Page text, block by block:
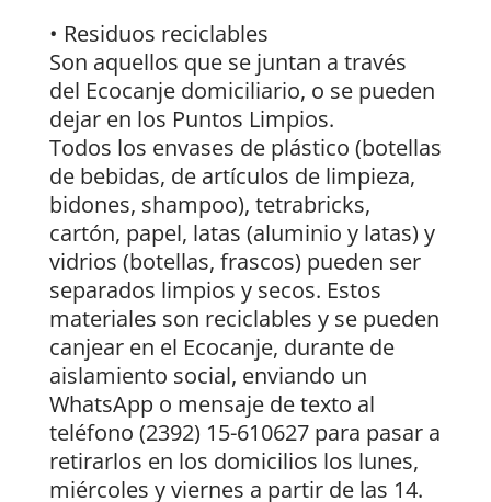
• Residuos reciclables
Son aquellos que se juntan a través
del Ecocanje domiciliario, o se pueden
dejar en los Puntos Limpios.
Todos los envases de plástico (botellas
de bebidas, de artículos de limpieza,
bidones, shampoo), tetrabricks,
cartón, papel, latas (aluminio y latas) y
vidrios (botellas, frascos) pueden ser
separados limpios y secos. Estos
materiales son reciclables y se pueden
canjear en el Ecocanje, durante de
aislamiento social, enviando un
WhatsApp o mensaje de texto al
teléfono (2392) 15-610627 para pasar a
retirarlos en los domicilios los lunes,
miércoles y viernes a partir de las 14.